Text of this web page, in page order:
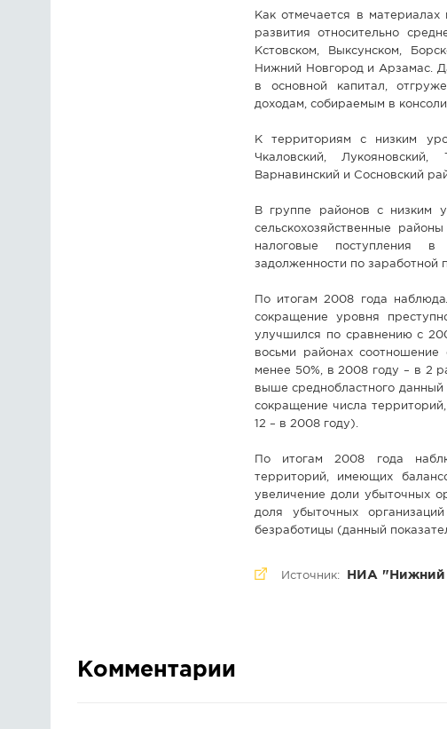
Как отмечается в материалах
развития относительно
Кстовском, Выксунском,
Нижний Новгород и Арзамас.
в основной капитал,
доходам, собираемым в
К территориям с низким
Чкаловский, Лукояновский,
Варнавинский и Сосновский
В группе районов с низким
сельскохозяйственные
налоговые поступления в
задолженности по заработной
По итогам 2008 года
сокращение уровня
улучшился по сравнению с
восьми районах соотношение
менее 50%, в 2008 году – в 2
выше среднобластного данный
сокращение числа
12 – в 2008 году).
По итогам 2008 года
территорий, имеющих
увеличение доли убыточных
доля убыточных
безработицы (данный
Источник: НИА "Нижний
Комментарии